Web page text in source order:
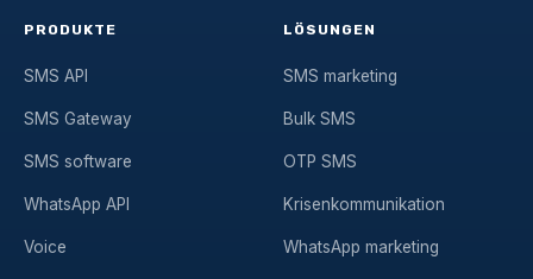
PRODUKTE
SMS API
SMS Gateway
SMS software
WhatsApp API
Voice
LÖSUNGEN
SMS marketing
Bulk SMS
OTP SMS
Krisenkommunikation
WhatsApp marketing